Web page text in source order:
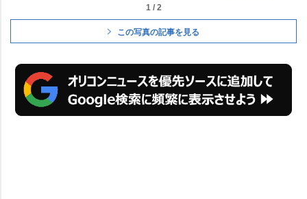
1 / 2
この写真の記事を見る